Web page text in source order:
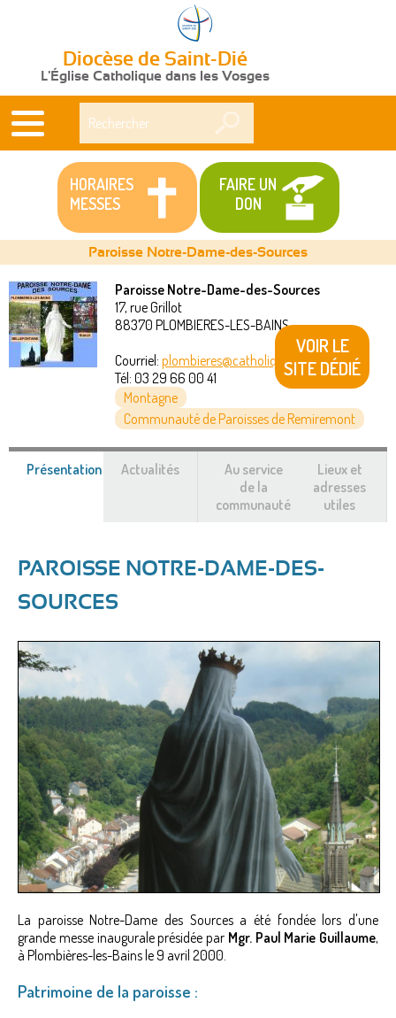
Diocèse de Saint-Dié
L'Église Catholique dans les Vosges
HORAIRES
MESSES
FAIRE UN
DON
Vous
êtes
Paroisse Notre-Dame-des-Sources
Paroisse Notre-Dame-des-Sources
17, rue Grillot
88370 PLOMBIERES-LES-BAINS
Courriel: plombieres@catholique88.fr
Tél: 03 29 66 00 41
Montagne
Communauté de Paroisses de Remiremont
VOIR LE
SITE DÉDIÉ
Présentation (onglet
Actualités
Au service
de la
communauté
Lieux et
adresses
utiles
PAROISSE NOTRE-DAME-DES-
SOURCES
La paroisse Notre-Dame des Sources a été fondée lors d'une
grande messe inaugurale présidée par Mgr. Paul Marie Guillaume,
à Plombières-les-Bains le 9 avril 2000.
Patrimoine de la paroisse :